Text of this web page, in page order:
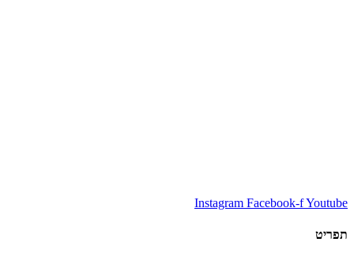
Instagram Facebook-fYoutube
תפריט